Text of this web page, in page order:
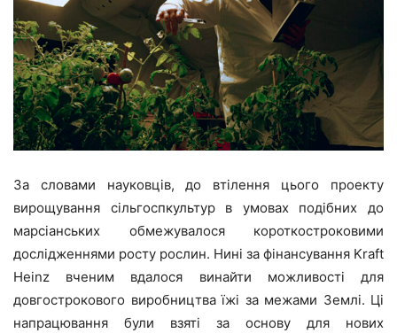
За словами науковців, до втілення цього проекту
вирощування сільгоспкультур в умовах подібних до
марсіанських обмежувалося короткостроковими
дослідженнями росту рослин. Нині за фінансування Kraft
Heinz вченим вдалося винайти можливості для
довгострокового виробництва їжі за межами Землі. Ці
напрацювання були взяті за основу для нових